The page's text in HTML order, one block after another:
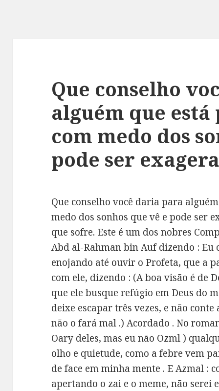
Que conselho
alguém que
com medo dos
pode ser
Que conselho você daria para
medo dos sonhos que vê e pode ser
que sofre. Este é um dos nobres
Abd al-Rahman bin Auf dizendo : Eu
enojando até ouvir o Profeta, que a
com ele, dizendo : (A boa visão é de
que ele busque refúgio em Deus do
deixe escapar três vezes, e não
não o fará mal .) Acordado . No
Oary deles, mas eu não Ozml )
olho e quietude, como a febre vem
de face em minha mente . E Azmal :
apertando o zai e o meme, não